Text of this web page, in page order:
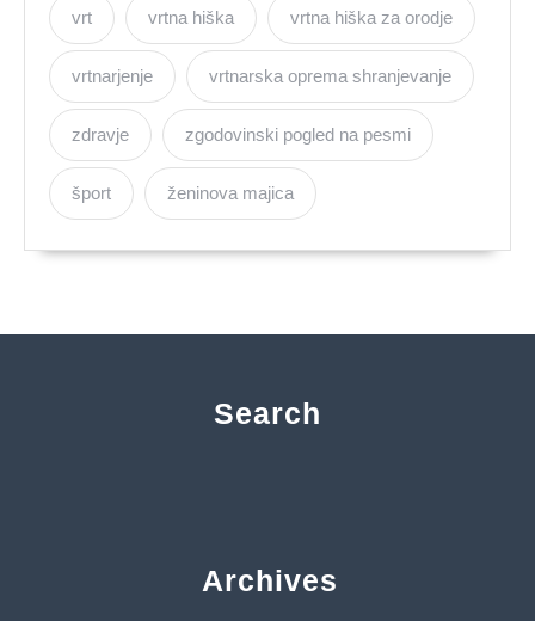
vrt vrtna hiška vrtna hiška za orodje
vrtnarjenje vrtnarska oprema shranjevanje
zdravje zgodovinski pogled na pesmi
šport ženinova majica
Search
Archives